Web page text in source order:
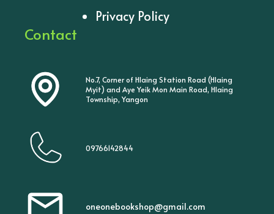
Privacy Policy
Contact
No.7, Corner of Hlaing Station Road (Hlaing
Myit) and Aye Yeik Mon Main Road, Hlaing
Township, Yangon
09766142844
oneonebookshop@gmail.com